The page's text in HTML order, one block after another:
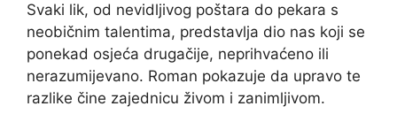
Svaki lik, od nevidljivog poštara do pekara s
neobičnim talentima, predstavlja dio nas koji se
ponekad osjeća drugačije, neprihvaćeno ili
nerazumijevano. Roman pokazuje da upravo te
razlike čine zajednicu živom i zanimljivom.